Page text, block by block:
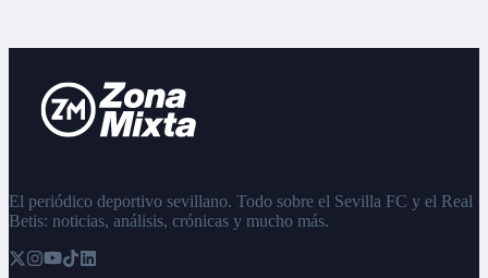
El periódico deportivo sevillano. Todo sobre el Sevilla FC y el Real
Betis: noticias, análisis, crónicas y mucho más.